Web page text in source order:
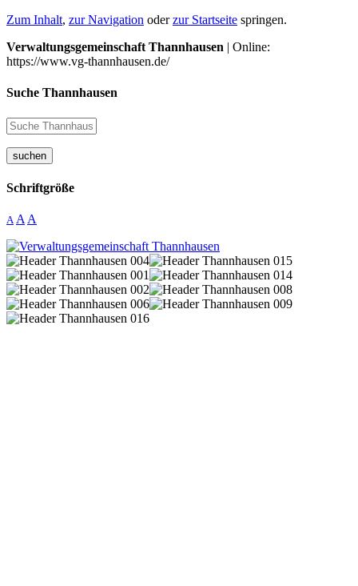
Zum Inhalt, zur Navigation oderzur Startseite springen.
Verwaltungsgemeinschaft Thannhausen | Online:
https://www.vg-thannhausen.de/
Suche Thannhausen
suchen
Schriftgröße
A A A